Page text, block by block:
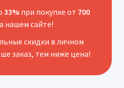
33%при покупке от 700
нашем сайте!
скидки в личном
заказ, тем ниже цена!